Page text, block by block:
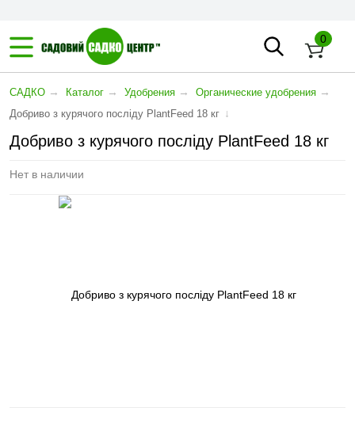
0
САДКО → Каталог → Удобрения → Органические удобрения →
Добриво з курячого посліду PlantFeed 18 кг ↓
Добриво з курячого посліду PlantFeed 18 кг
Нет в наличии